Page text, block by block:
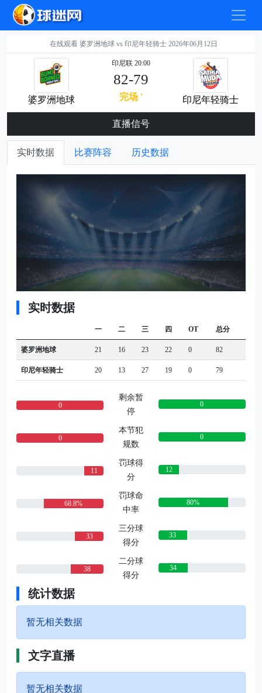
在线观看 婆罗洲地球 vs 印尼年轻骑士 2026年06月12日
婆罗洲地球
印尼联 20:00
82-79
完场 ' 印尼年轻骑士
直播信号
实时数据 比赛阵容 历史数据
实时数据
一 二 三 四 OT 总分
婆罗洲地球 21 16 23 22 0 82
印尼年轻骑士 20 13 27 19 0 79
0
剩余暂
停
0
0
本节犯
规数
0
11
罚球得
分
12
68.8%
罚球命
中率
80%
33
三分球
得分
33
38
二分球
得分
34
统计数据
暂无相关数据
文字直播
暂无相关数据